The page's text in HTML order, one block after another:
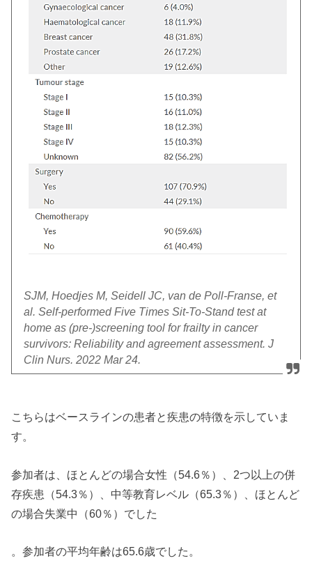
SJM, Hoedjes M, Seidell JC, van de Poll-Franse, et
al. Self-performed Five Times Sit-To-Stand test at
home as (pre-)screening tool for frailty in cancer
survivors: Reliability and agreement assessment. J
Clin Nurs. 2022 Mar 24.
こちらはベースラインの患者と疾患の特徴を示していま
す。
参加者は、ほとんどの場合女性（54.6％）、2つ以上の併
存疾患（54.3％）、中等教育レベル（65.3％）、ほとんど
の場合失業中（60％）でした
。参加者の平均年齢は65.6歳でした。